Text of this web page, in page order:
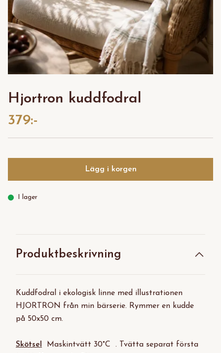
Hjortron kuddfodral
379:-
Lägg i korgen
I lager
Produktbeskrivning
Kuddfodral i ekologisk linne med illustrationen
HJORTRON från min bärserie. Rymmer en kudde
på 50x50 cm.
Skötsel
Maskintvätt 30°C . Tvätta separat första